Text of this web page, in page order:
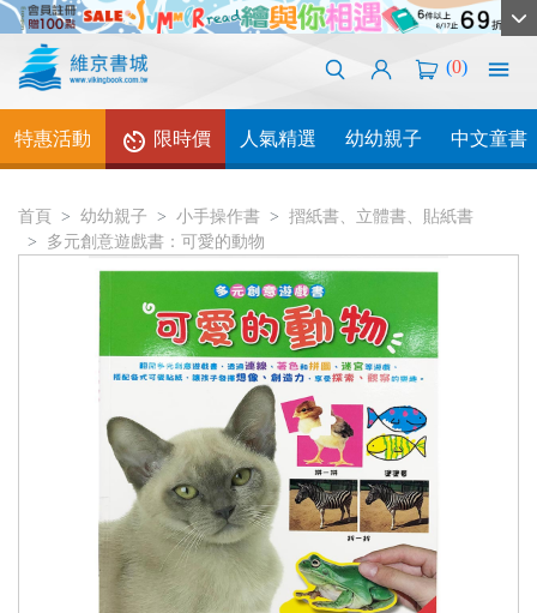
(0)
特惠活動 限時價 人氣精選 幼幼親子 中文童書
首頁 幼幼親子 小手操作書
摺紙書、立體書、貼紙書
多元創意遊戲書：可愛的動物